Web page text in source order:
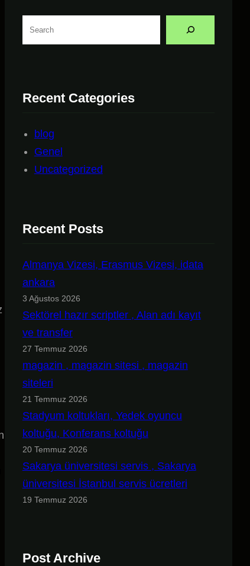
r
Recent Categories
blog
Genel
Uncategorized
Recent Posts
Almanya Vizesi, Erasmus Vizesi, idata
ankara
3 Ağustos 2026
Sektörel hazır scriptler , Alan adı kayıt
ve transfer
27 Temmuz 2026
magazin , magazin sitesi , magazin
siteleri
21 Temmuz 2026
Stadyum koltukları, Yedek oyuncu
koltuğu, Konferans koltuğu
20 Temmuz 2026
Sakarya üniversitesi servis , Sakarya
üniversitesi İstanbul servis ücretleri
19 Temmuz 2026
Post Archive